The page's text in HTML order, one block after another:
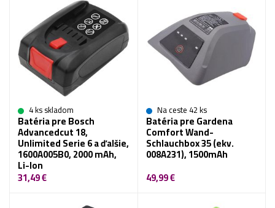
4 ks skladom
Batéria pre Bosch
Advancedcut 18,
Unlimited Serie 6 a ďalšie,
1600A005B0, 2000 mAh,
Li-Ion
31,49 €
Na ceste 42 ks
Batéria pre Gardena
Comfort Wand-
Schlauchbox 35 (ekv.
008A231), 1500mAh
49,99 €